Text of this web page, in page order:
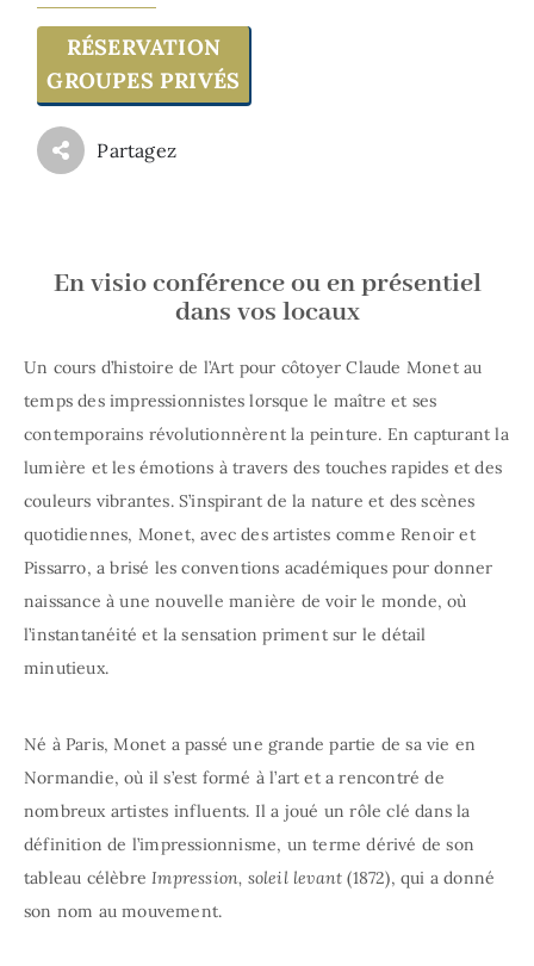
En visio conférence ou en présentiel
dans vos locaux
Un cours d’histoire de l’Art pour côtoyer Claude Monet au
temps des impressionnistes lorsque le maître et ses
contemporains révolutionnèrent la peinture. En capturant la
lumière et les émotions à travers des touches rapides et des
couleurs vibrantes. S’inspirant de la nature et des scènes
quotidiennes, Monet, avec des artistes comme Renoir et
Pissarro, a brisé les conventions académiques pour donner
naissance à une nouvelle manière de voir le monde, où
l’instantanéité et la sensation priment sur le détail
minutieux.
Né à Paris, Monet a passé une grande partie de sa vie en
Normandie, où il s’est formé à l’art et a rencontré de
nombreux artistes influents. Il a joué un rôle clé dans la
définition de l’impressionnisme, un terme dérivé de son
tableau célèbre Impression, soleil levant (1872), qui a donné
son nom au mouvement.
RÉSERVATION
GROUPES PRIVÉS
Partagez